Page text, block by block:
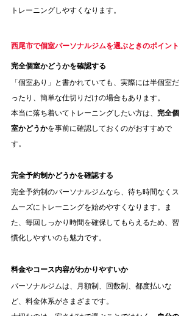
トレーニングしやすくなります。
西尾市で個室パーソナルジムを選ぶときのポイント
完全個室かどうかを確認する
「個室あり」と書かれていても、実際には半個室だ
ったり、簡単な仕切りだけの場合もあります。
本当に落ち着いてトレーニングしたい方は、 完全個
室かどうかを事前に確認しておくのがおすすめで
す。
完全予約制かどうかを確認する
完全予約制のパーソナルジムなら、待ち時間なくス
ムーズにトレーニングを始めやすくなります。ま
た、毎回しっかり時間を確保してもらえるため、習
慣化しやすいのも魅力です。
料金やコース内容がわかりやすいか
パーソナルジムは、月額制、回数制、都度払いな
ど、料金体系がさまざまです。